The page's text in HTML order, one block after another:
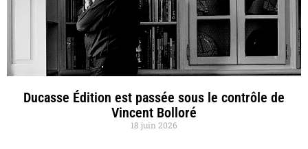
Ducasse Édition est passée sous le contrôle de
Vincent Bolloré
18 juin 2026